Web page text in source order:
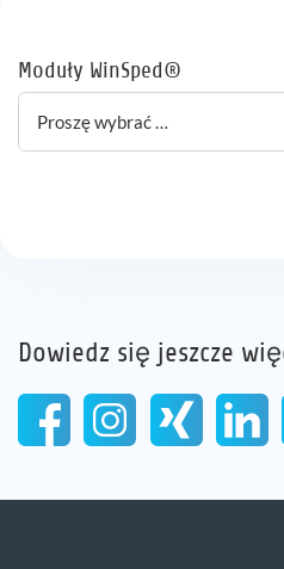
Moduły WinSped®
Dowiedz się jeszcze